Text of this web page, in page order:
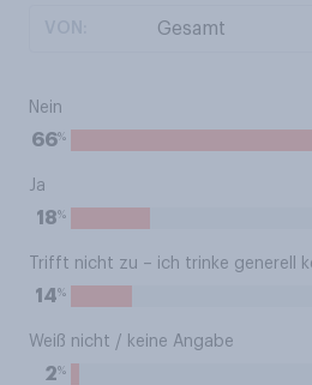
Nein
66%
Ja
18%
Trifft nicht zu – ich trinke generell
14%
Weiß nicht / keine Angabe
2%